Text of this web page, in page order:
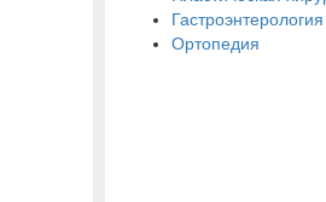
Гастроэнтерология
Ортопедия